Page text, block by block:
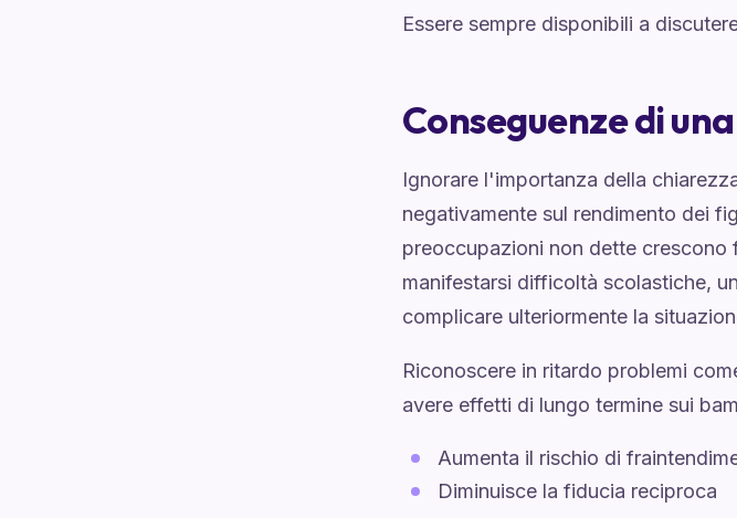
Essere sempre disponibili a
Conseguenze di
Ignorare l'importanza della
negativamente sul rendimento dei
preoccupazioni non dette crescono
manifestarsi difficoltà scolastiche,
complicare ulteriormente la
Riconoscere in ritardo problemi
avere effetti di lungo termine sui
Aumenta il rischio di
Diminuisce la fiducia reciproca